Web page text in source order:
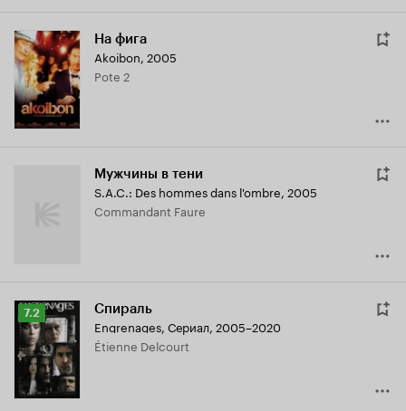
На фига
Akoibon, 2005
Pote 2
Мужчины в тени
S.A.C.: Des hommes dans l'ombre, 2005
Commandant Faure
Рейтинг
Кинопоиска
7.2
7.2 Спираль
Engrenages, Сериал, 2005–2020
Étienne Delcourt